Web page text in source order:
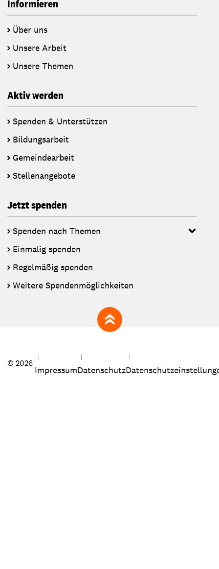
Informieren
Über uns
Unsere Arbeit
Unsere Themen
Aktiv werden
Spenden & Unterstützen
Bildungsarbeit
Gemeindearbeit
Stellenangebote
Jetzt spenden
Spenden nach Themen
Einmalig spenden
Regelmäßig spenden
Weitere Spendenmöglichkeiten
zum Seitenanfang
© 2026
ImpressumDatenschutz